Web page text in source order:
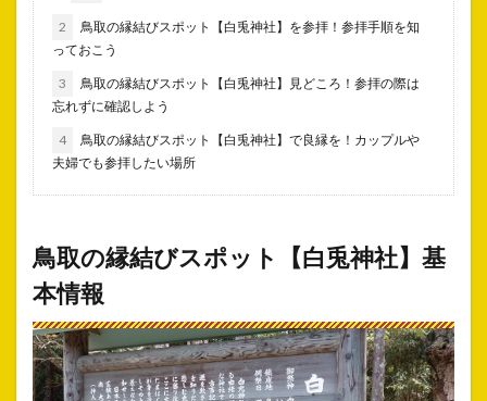
2
鳥取の縁結びスポット【白兎神社】を参拝！参拝手順を知
っておこう
3
鳥取の縁結びスポット【白兎神社】見どころ！参拝の際は
忘れずに確認しよう
4
鳥取の縁結びスポット【白兎神社】で良縁を！カップルや
夫婦でも参拝したい場所
鳥取の縁結びスポット【白兎神社】基
本情報